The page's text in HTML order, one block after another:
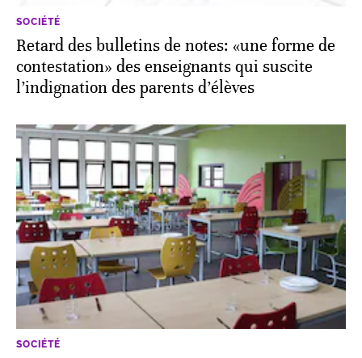
SOCIÉTÉ
Retard des bulletins de notes: «une forme de
contestation» des enseignants qui suscite
l’indignation des parents d’élèves
SOCIÉTÉ